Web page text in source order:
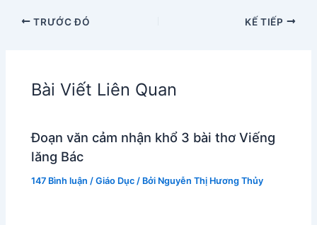
TRƯỚC ĐÓ KẾ TIẾP
Bài Viết Liên Quan
Đoạn văn cảm nhận khổ 3 bài thơ Viếng
lăng Bác
147 Bình luận /Giáo Dục / Bởi Nguyễn Thị Hương Thủy